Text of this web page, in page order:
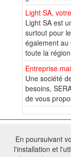
Light SA,
Light SA est
surtout pour
également au
toute la
Entreprise
Une société
besoins,
de vous
Tous droits
En poursuivant
l'installation et